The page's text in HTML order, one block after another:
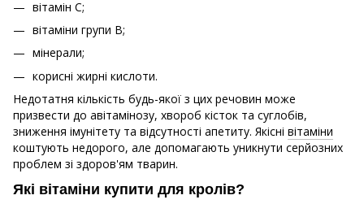
вітамін С;
вітаміни групи В;
мінерали;
корисні жирні кислоти.
Недотатня кількість будь-якої з цих речовин може
призвести до авітамінозу, хвороб кісток та суглобів,
зниження імунітету та відсутності апетиту. Якісні вітаміни
коштують недорого, але допомагають уникнути серйозних
проблем зі здоров'ям тварин.
Які вітаміни купити для кролів?